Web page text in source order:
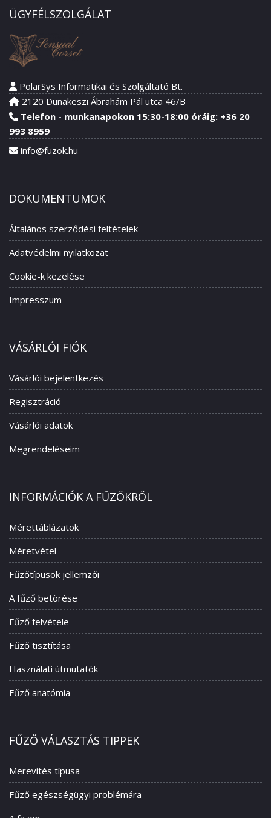
ÜGYFÉLSZOLGÁLAT
PolarSys Informatikai és Szolgáltató Bt.
2120 Dunakeszi Ábrahám Pál utca 46/B
Telefon - munkanapokon 15:30-18:00 óráig: +36 20
993 8959
info@fuzok.hu
DOKUMENTUMOK
Általános szerződési feltételek
Adatvédelmi nyilatkozat
Cookie-k kezelése
Impresszum
VÁSÁRLÓI FIÓK
Vásárlói bejelentkezés
Regisztráció
Vásárlói adatok
Megrendeléseim
INFORMÁCIÓK A FŰZŐKRŐL
Mérettáblázatok
Méretvétel
Fűzőtípusok jellemzői
A fűző betörése
Fűző felvétele
Fűző tisztítása
Használati útmutatók
Fűző anatómia
FŰZŐ VÁLASZTÁS TIPPEK
Merevítés típusa
Fűző egészségügyi problémára